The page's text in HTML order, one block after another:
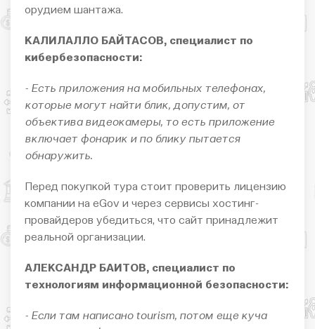
орудием шантажа.
КАЛИЛАЛЛО БАЙТАСОВ, специалист по
кибербезопасности:
- Есть приложения на мобильных телефонах,
которые могут найти блик, допустим, от
объектива видеокамеры, то есть приложение
включает фонарик и по блику пытается
обнаружить.
Перед покупкой тура стоит проверить лицензию
компании на eGov и через сервисы хостинг-
провайдеров убедиться, что сайт принадлежит
реальной организации.
АЛЕКСАНДР БАИТОВ, специалист по
технологиям информационной безопасности:
- Если там написано tourism, потом еще куча